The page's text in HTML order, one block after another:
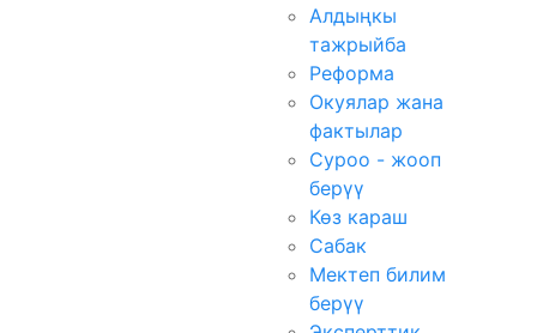
Алдыңкы
тажрыйба
Реформа
Окуялар жана
фактылар
Суроо - жооп
берүү
Көз караш
Сабак
Мектеп билим
берүү